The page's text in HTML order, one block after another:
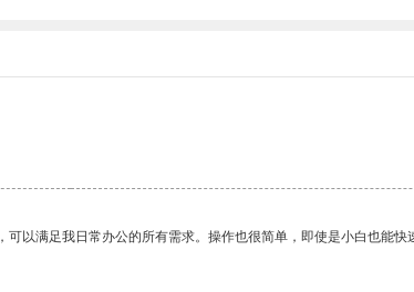
以满足我日常办公的所有需求。操作也很简单，即使是小白也能快